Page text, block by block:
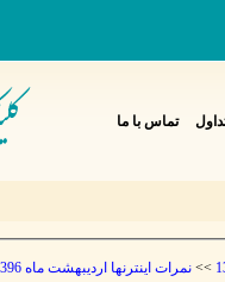
تماس با ما
>> نمرات اینترنها اردیبهشت ماه 1396